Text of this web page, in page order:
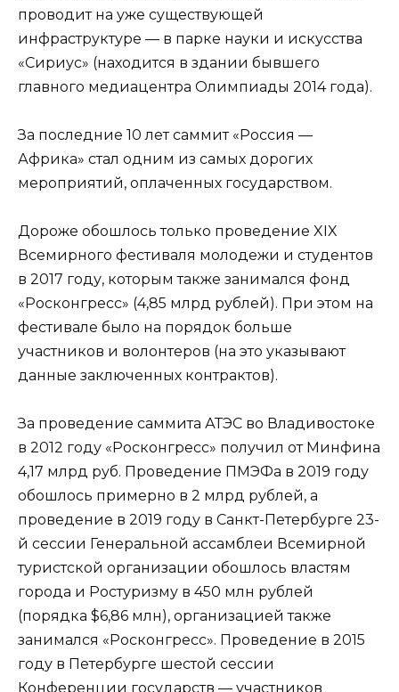
проводит на уже существующей
инфраструктуре — в парке науки и искусства
«Сириус» (находится в здании бывшего
главного медиацентра Олимпиады 2014 года).
За последние 10 лет саммит «Россия —
Африка» стал одним из самых дорогих
мероприятий, оплаченных государством.
Дороже обошлось только проведение XIX
Всемирного фестиваля молодежи и студентов
в 2017 году, которым также занимался фонд
«Росконгресс» (4,85 млрд рублей). При этом на
фестивале было на порядок больше
участников и волонтеров (на это указывают
данные заключенных контрактов).
За проведение саммита АТЭС во Владивостоке
в 2012 году «Росконгресс» получил от Минфина
4,17 млрд руб. Проведение ПМЭФа в 2019 году
обошлось примерно в 2 млрд рублей, а
проведение в 2019 году в Санкт-Петербурге 23-
й сессии Генеральной ассамблеи Всемирной
туристской организации обошлось властям
города и Ростуризму в 450 млн рублей
(порядка $6,86 млн), организацией также
занимался «Росконгресс». Проведение в 2015
году в Петербурге шестой сессии
Конференции государств — участников